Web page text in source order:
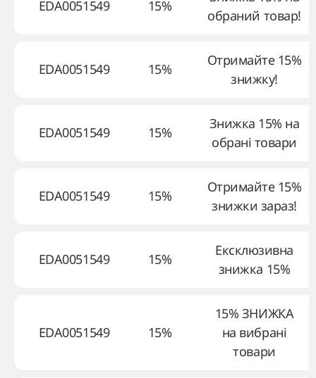
EDA0051549 15%
обраний товар!
EDA0051549 15%
Отримайте 15%
знижку!
EDA0051549 15%
Знижка 15% на
обрані товари
EDA0051549 15%
Отримайте 15%
знижки зараз!
EDA0051549 15%
Ексклюзивна
знижка 15%
EDA0051549 15%
15% ЗНИЖКА
на вибрані
товари